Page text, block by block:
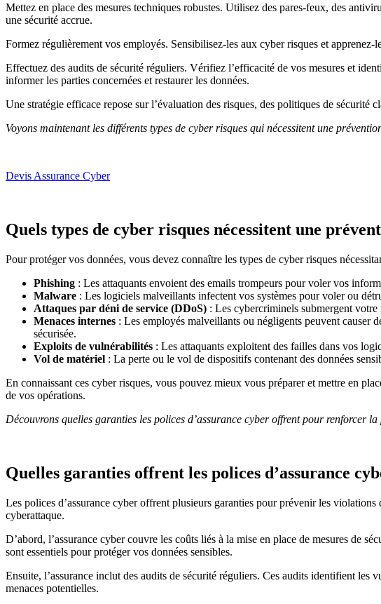
Mettez en place des mesures techniques robustes. Utilisez des pares-feux, des
une sécurité accrue.
Formez régulièrement vos employés. Sensibilisez-les aux cyber risques et
Effectuez des audits de sécurité réguliers. Vérifiez l’efficacité de vos mesures et
informer les parties concernées et restaurer les données.
Une stratégie efficace repose sur l’évaluation des risques, des politiques de sécurité
Voyons maintenant les différents types de cyber risques qui nécessitent une
Devis Assurance Cyber
Quels types de cyber risques nécessitent une
Pour protéger vos données, vous devez connaître les types de cyber risques
Phishing : Les attaquants envoient des emails trompeurs pour voler vos
Malware : Les logiciels malveillants infectent vos systèmes pour voler ou
Attaques par déni de service (DDoS) : Les cybercriminels submergent
Menaces internes : Les employés malveillants ou négligents peuvent causer
sécurisée.
Exploits de vulnérabilités : Les attaquants exploitent des failles dans vos
Vol de matériel : La perte ou le vol de dispositifs contenant des données
En connaissant ces cyber risques, vous pouvez mieux vous préparer et mettre en
de vos opérations.
Découvrons quelles garanties les polices d’assurance cyber offrent pour renforcer
Quelles garanties offrent les polices d’assurance
Les polices d’assurance cyber offrent plusieurs garanties pour prévenir les
cyberattaque.
D’abord, l’assurance cyber couvre les coûts liés à la mise en place de mesures de
sont essentiels pour protéger vos données sensibles.
Ensuite, l’assurance inclut des audits de sécurité réguliers. Ces audits identifient
menaces potentielles.